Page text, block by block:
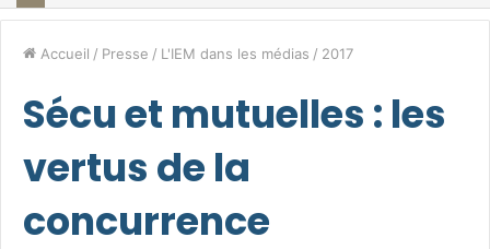
Accueil / Presse / L'IEM dans les médias / 2017
Sécu et mutuelles : les
vertus de la
concurrence